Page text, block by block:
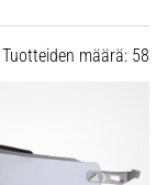
Tuotteiden määrä: 58